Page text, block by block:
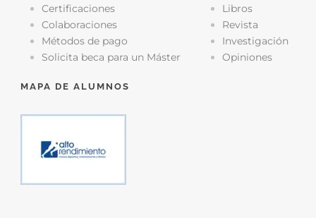
Certificaciones
Colaboraciones
Métodos de pago
Solicita beca para un Máster
Libros
Revista
Investigación
Opiniones
MAPA DE ALUMNOS